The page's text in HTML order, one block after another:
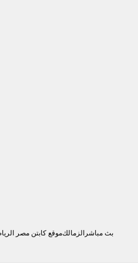
بث مباشرالزمالكموقع كابتن مصر